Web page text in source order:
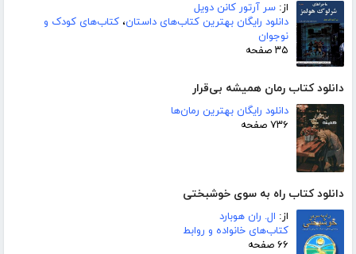
از: سر آرتور کانن دویل
دانلود رایگان بهترین کتاب‌های داستان، کتاب‌های کودک و
نوجوان
۳۵ صفحه
دانلود کتاب رمان همیشه بی‌قرار
دانلود رایگان بهترین رمان‌ها
۷۳۶ صفحه
دانلود کتاب راه به سوی خوشبختی
از: ال. ران هوبارد
کتاب‌های خانواده و روابط
۶۶ صفحه